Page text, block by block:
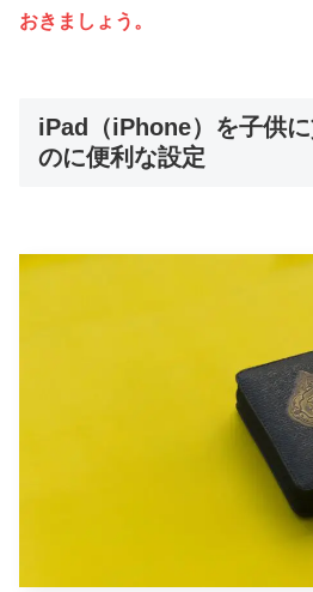
おきましょう。
iPad（iPhone）を子供
のに便利な設定